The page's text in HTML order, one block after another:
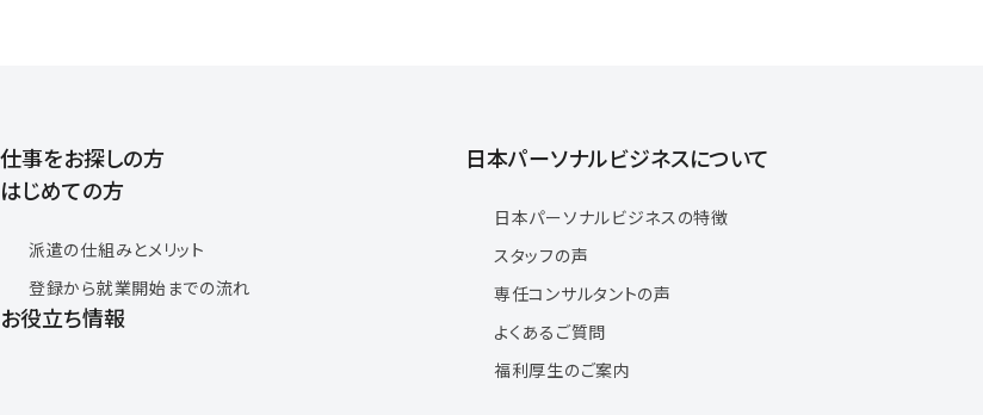
仕事をお探しの方
はじめての方
派遣の仕組みとメリット
登録から就業開始までの流れ
お役立ち情報
日本パーソナルビジネスについて
日本パーソナルビジネスの特徴
スタッフの声
専任コンサルタントの声
よくあるご質問
福利厚生のご案内